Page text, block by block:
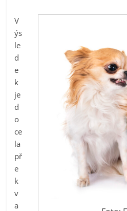
V
ýs
le
d
e
k
je
d
o
ce
la
př
e
k
v
a